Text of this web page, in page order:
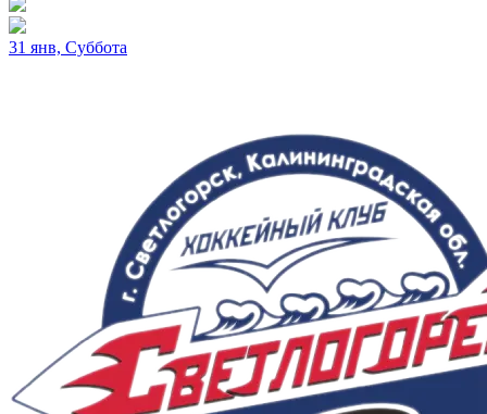
31 янв, Суббота